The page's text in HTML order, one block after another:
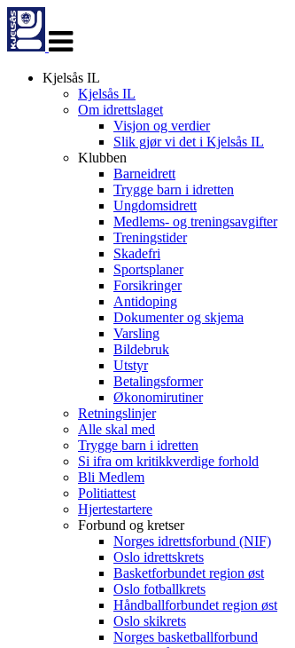
navigasjon
Kjelsås IL
Kjelsås IL
Om idrettslaget
Visjon og verdier
Slik gjør vi det i Kjelsås IL
Klubben
Barneidrett
Trygge barn i idretten
Ungdomsidrett
Medlems- og treningsavgifter
Treningstider
Skadefri
Sportsplaner
Forsikringer
Antidoping
Dokumenter og skjema
Varsling
Bildebruk
Utstyr
Betalingsformer
Økonomirutiner
Retningslinjer
Alle skal med
Trygge barn i idretten
Si ifra om kritikkverdige forhold
Bli Medlem
Politiattest
Hjertestartere
Forbund og kretser
Norges idrettsforbund (NIF)
Oslo idrettskrets
Basketforbundet region øst
Oslo fotballkrets
Håndballforbundet region øst
Oslo skikrets
Norges basketballforbund